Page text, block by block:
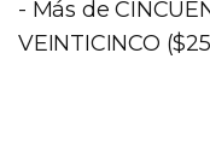
- Más de
VEINTICINCO